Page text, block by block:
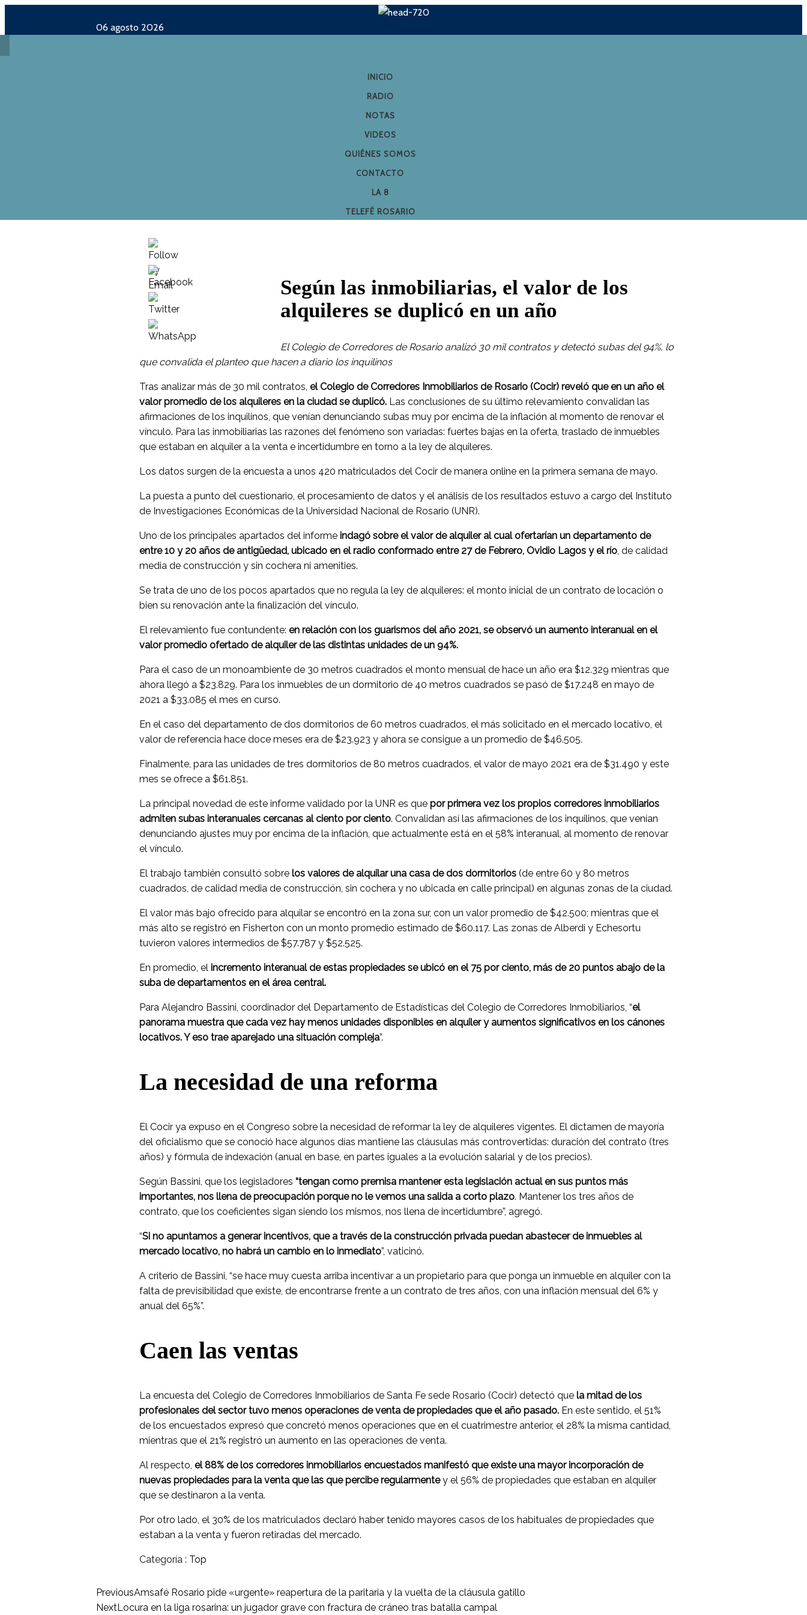
06 agosto 2026
INICIO
RADIO
NOTAS
VIDEOS
QUIÉNES SOMOS
CONTACTO
LA 8
TELEFÉ ROSARIO
Según las inmobiliarias, el valor de los
alquileres se duplicó en un año
El Colegio de Corredores de Rosario analizó 30 mil contratos y detectó subas del 94%, lo
que convalida el planteo que hacen a diario los inquilinos
Tras analizar más de 30 mil contratos, el Colegio de Corredores Inmobiliarios de Rosario (Cocir) reveló que en un año el
valor promedio de los alquileres en la ciudad se duplicó. Las conclusiones de su último relevamiento convalidan las
afirmaciones de los inquilinos, que venían denunciando subas muy por encima de la inflación al momento de renovar el
vínculo. Para las inmobiliarias las razones del fenómeno son variadas: fuertes bajas en la oferta, traslado de inmuebles
que estaban en alquiler a la venta e incertidumbre en torno a la ley de alquileres.
Los datos surgen de la encuesta a unos 420 matriculados del Cocir de manera online en la primera semana de mayo.
La puesta a punto del cuestionario, el procesamiento de datos y el análisis de los resultados estuvo a cargo del Instituto
de Investigaciones Económicas de la Universidad Nacional de Rosario (UNR).
Uno de los principales apartados del informe indagó sobre el valor de alquiler al cual ofertarían un departamento de
entre 10 y 20 años de antigüedad, ubicado en el radio conformado entre 27 de Febrero, Ovidio Lagos y el río, de calidad
media de construcción y sin cochera ni amenities.
Se trata de uno de los pocos apartados que no regula la ley de alquileres: el monto inicial de un contrato de locación o
bien su renovación ante la finalización del vínculo.
El relevamiento fue contundente: en relación con los guarismos del año 2021, se observó un aumento interanual en el
valor promedio ofertado de alquiler de las distintas unidades de un 94%.
Para el caso de un monoambiente de 30 metros cuadrados el monto mensual de hace un año era $12.329 mientras que
ahora llegó a $23.829. Para los inmuebles de un dormitorio de 40 metros cuadrados se pasó de $17.248 en mayo de
2021 a $33.085 el mes en curso.
En el caso del departamento de dos dormitorios de 60 metros cuadrados, el más solicitado en el mercado locativo, el
valor de referencia hace doce meses era de $23.923 y ahora se consigue a un promedio de $46.505.
Finalmente, para las unidades de tres dormitorios de 80 metros cuadrados, el valor de mayo 2021 era de $31.490 y este
mes se ofrece a $61.851.
La principal novedad de este informe validado por la UNR es que por primera vez los propios corredores inmobiliarios
admiten subas interanuales cercanas al ciento por ciento. Convalidan así las afirmaciones de los inquilinos, que venían
denunciando ajustes muy por encima de la inflación, que actualmente está en el 58% interanual, al momento de renovar
el vínculo.
El trabajo también consultó sobre los valores de alquilar una casa de dos dormitorios (de entre 60 y 80 metros
cuadrados, de calidad media de construcción, sin cochera y no ubicada en calle principal) en algunas zonas de la ciudad.
El valor más bajo ofrecido para alquilar se encontró en la zona sur, con un valor promedio de $42.500; mientras que el
más alto se registró en Fisherton con un monto promedio estimado de $60.117. Las zonas de Alberdi y Echesortu
tuvieron valores intermedios de $57.787 y $52.525.
En promedio, el incremento interanual de estas propiedades se ubicó en el 75 por ciento, más de 20 puntos abajo de la
suba de departamentos en el área central.
Para Alejandro Bassini, coordinador del Departamento de Estadísticas del Colegio de Corredores Inmobiliarios, “el
panorama muestra que cada vez hay menos unidades disponibles en alquiler y aumentos significativos en los cánones
locativos. Y eso trae aparejado una situación compleja”.
La necesidad de una reforma
El Cocir ya expuso en el Congreso sobre la necesidad de reformar la ley de alquileres vigentes. El dictamen de mayoría
del oficialismo que se conoció hace algunos días mantiene las cláusulas más controvertidas: duración del contrato (tres
años) y fórmula de indexación (anual en base, en partes iguales a la evolución salarial y de los precios).
Según Bassini, que los legisladores “tengan como premisa mantener esta legislación actual en sus puntos más
importantes, nos llena de preocupación porque no le vemos una salida a corto plazo. Mantener los tres años de
contrato, que los coeficientes sigan siendo los mismos, nos llena de incertidumbre”, agregó.
“Si no apuntamos a generar incentivos, que a través de la construcción privada puedan abastecer de inmuebles al
mercado locativo, no habrá un cambio en lo inmediato”, vaticinó.
A criterio de Bassini, “se hace muy cuesta arriba incentivar a un propietario para que ponga un inmueble en alquiler con la
falta de previsibilidad que existe, de encontrarse frente a un contrato de tres años, con una inflación mensual del 6% y
anual del 65%”.
Caen las ventas
La encuesta del Colegio de Corredores Inmobiliarios de Santa Fe sede Rosario (Cocir) detectó que la mitad de los
profesionales del sector tuvo menos operaciones de venta de propiedades que el año pasado. En este sentido, el 51%
de los encuestados expresó que concretó menos operaciones que en el cuatrimestre anterior, el 28% la misma cantidad,
mientras que el 21% registró un aumento en las operaciones de venta.
Al respecto, el 88% de los corredores inmobiliarios encuestados manifestó que existe una mayor incorporación de
nuevas propiedades para la venta que las que percibe regularmentey el 56% de propiedades que estaban en alquiler
que se destinaron a la venta.
Por otro lado, el 30% de los matriculados declaró haber tenido mayores casos de los habituales de propiedades que
estaban a la venta y fueron retiradas del mercado.
Categoría : Top
PreviousAmsafé Rosario pide «urgente» reapertura de la paritaria y la vuelta de la cláusula gatillo
NextLocura en la liga rosarina: un jugador grave con fractura de cráneo tras batalla campal